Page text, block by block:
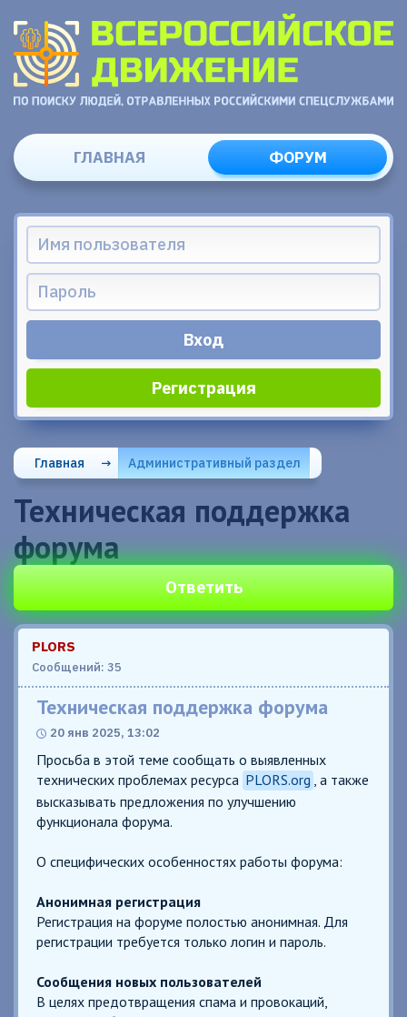
ГЛАВНАЯ ФОРУМ
Регистрация
Главная → Административный раздел
Техническая поддержка
форума
Ответить
PLORS
Сообщений: 35
Техническая поддержка форума
20 янв 2025, 13:02
Просьба в этой теме сообщать о выявленных
технических проблемах ресурса PLORS.org , а также
высказывать предложения по улучшению
функционала форума.
О специфических особенностях работы форума:
Анонимная регистрация
Регистрация на форуме полостью анонимная. Для
регистрации требуется только логин и пароль.
Сообщения новых пользователей
В целях предотвращения спама и провокаций,